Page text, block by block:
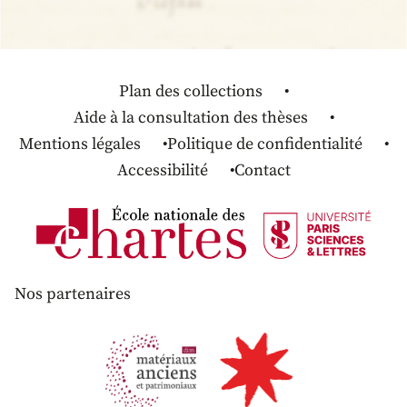
Plan des collections
Aide à la consultation des thèses
Mentions légales
Politique de confidentialité
Accessibilité
Contact
Nos partenaires